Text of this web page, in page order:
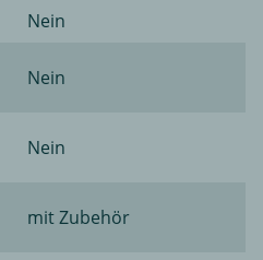
Nein
Nein
Nein
mit Zubehör